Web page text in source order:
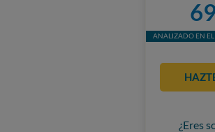
69
ANALIZADO EN EL
¿Eres